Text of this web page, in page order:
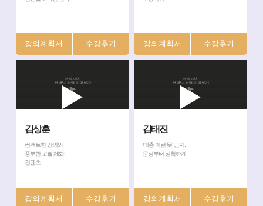
강의계획서 강의계획서
김상훈
컴팩트한 강의와
풍부한 고퀄 체화
컨텐츠
강의계획서
김태진
'대충 이런 뜻' 금지,
문장부터 정확하게
강의계획서